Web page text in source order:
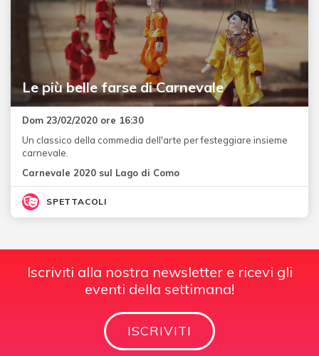
Le più belle farse di Carnevale
Dom 23/02/2020 ore 16:30
Un classico della commedia dell'arte per festeggiare insieme
carnevale.
Carnevale 2020 sul Lago di Como
SPETTACOLI
Iscriviti alla nostra newsletter e ricevi gli
eventi della settimana!
ISCRIVITI